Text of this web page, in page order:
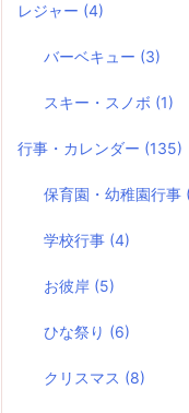
レジャー (4)
バーベキュー (3)
スキー・スノボ (1)
行事・カレンダー (135)
保育園・幼稚園行事
学校行事 (4)
お彼岸 (5)
ひな祭り (6)
クリスマス (8)